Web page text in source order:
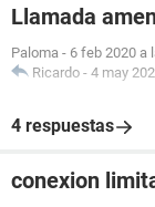
Llamada
Paloma - 6 feb 2020 a
Ricardo - 4 may
4 respuestas
conexion